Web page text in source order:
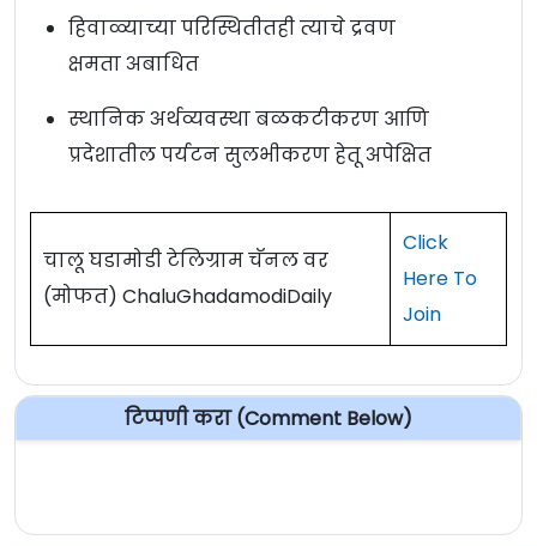
हिवाळ्याच्या परिस्थितीतही त्याचे द्रवण
क्षमता अबाधित
स्थानिक अर्थव्यवस्था बळकटीकरण आणि
प्रदेशातील पर्यटन सुलभीकरण हेतू अपेक्षित
चालू घडामोडी टेलिग्राम चॅनल वर
(मोफत) ChaluGhadamodiDaily
Click
Here To
Join
टिप्पणी करा (Comment Below)